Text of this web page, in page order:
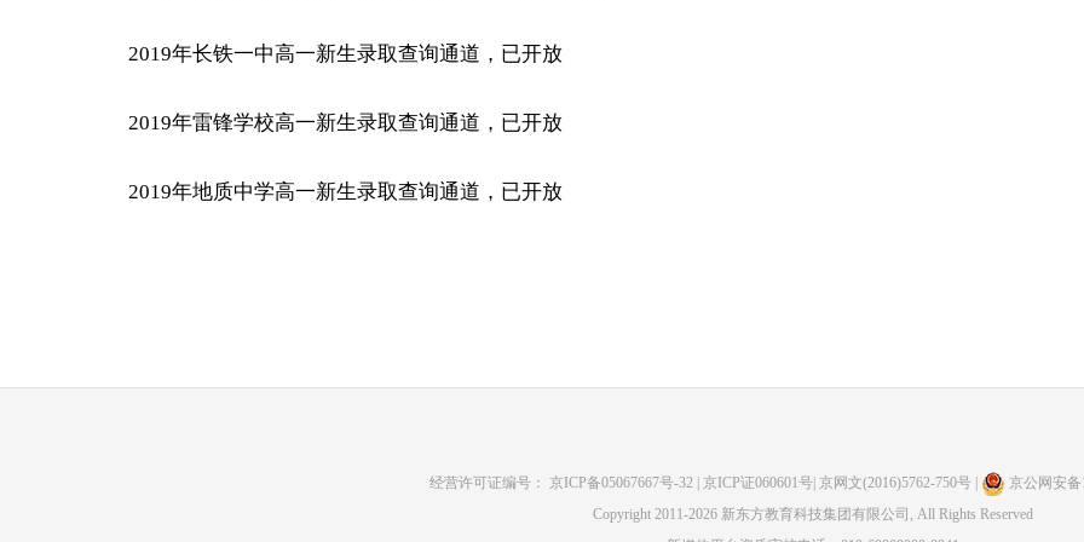
2019年长铁一中高一新生录取查询通道，已开放
2019年雷锋学校高一新生录取查询通道，已开放
2019年地质中学高一新生录取查询通道，已开放
经营许可证编号： 京ICP备05067667号-32| 京ICP证060601号| 京网文(2016)5762-750号 |
京公网安备
Copyright 2011-2026 新东方教育科技集团有限公司, All Rights Reserved